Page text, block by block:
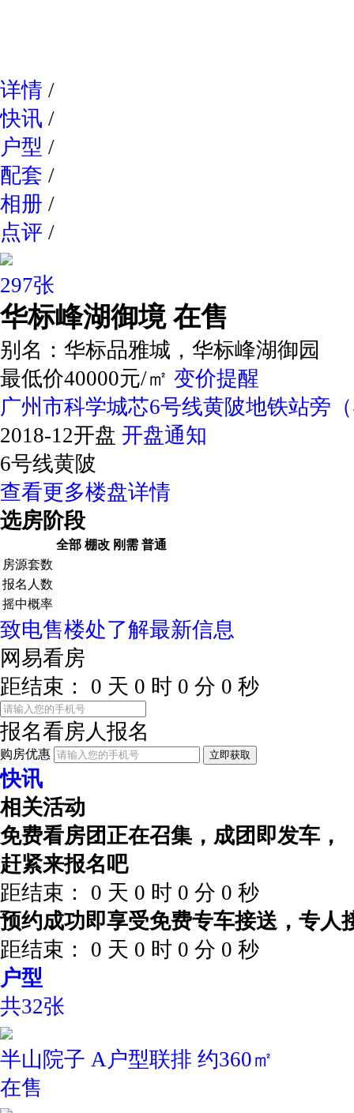
详情 /
快讯 /
户型 /
配套 /
相册 /
点评 /
297张
华标峰湖御境 在售
别名： 华标品雅城，华标峰湖御园
最低价40000元/㎡ 变价提醒
广州市科学城芯6号线黄陂地铁站旁
2018-12开盘 开盘通知
6号线黄陂
查看更多楼盘详情
选房阶段
全部 棚改 刚需 普通
房源套数
报名人数
摇中概率
致电售楼处了解最新信息
网易看房
距结束：
0 天 0 时 0 分 0 秒
报名看房人报名
购房优惠 立即获取
快讯
相关活动
免费看房团正在召集，成团即发车，
赶紧来报名吧
距结束：
0 天 0 时 0 分 0 秒
预约成功即享受免费专车接送，专人
距结束：
0 天 0 时 0 分 0 秒
户型
共32张
半山院子 A户型联排 约360㎡
在售